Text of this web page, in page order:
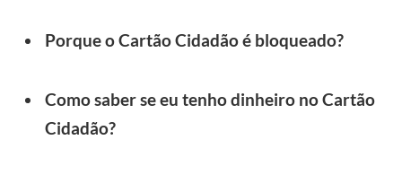
Porque o Cartão Cidadão é bloqueado?
Como saber se eu tenho dinheiro no Cartão
Cidadão?